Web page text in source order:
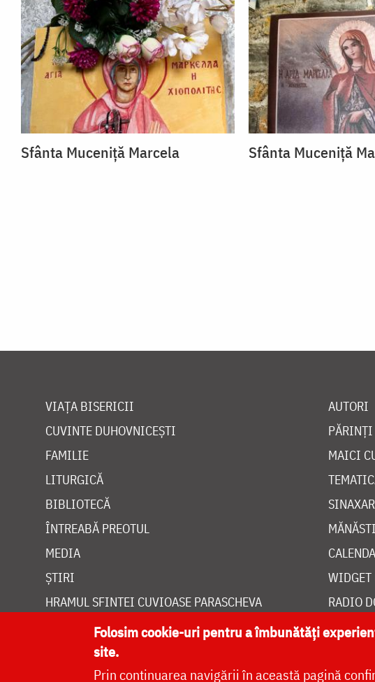
Sfânta Muceniță Marcela Sfânta Muceniță
VIAȚA BISERICII
CUVINTE DUHOVNICEȘTI
FAMILIE
LITURGICĂ
BIBLIOTECĂ
ÎNTREABĂ PREOTUL
MEDIA
ȘTIRI
HRAMUL SFINTEI CUVIOASE PARASCHEVA
AUTORI
MAICI
WIDGET
RADIO
Folosim cookie-uri pentru a îmbunătăți
site.
Prin continuarea navigării în această pagină